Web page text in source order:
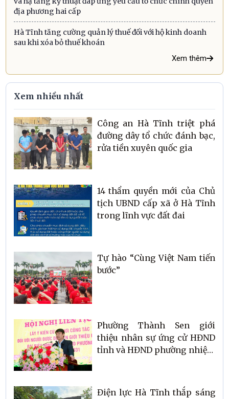
địa phương hai cấp
Hà Tĩnh tăng cường quản lý thuế đối với hộ kinh doanh
sau khi xóa bỏ thuế khoán
Xem thêm
Xem nhiều nhất
Công an Hà Tĩnh triệt phá
đường dây tổ chức đánh bạc,
rửa tiền xuyên quốc gia
14 thẩm quyền mới của Chủ
tịch UBND cấp xã ở Hà Tĩnh
trong lĩnh vực đất đai
Tự hào “Cùng Việt Nam tiến
bước”
Phường Thành Sen giới
thiệu nhân sự ứng cử HĐND
tỉnh và HĐND phường nhiệm
Điện lực Hà Tĩnh thắp sáng